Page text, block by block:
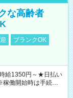
な高齢者
ブランクOK
給1350円～★日払い
働開始時は手続き完